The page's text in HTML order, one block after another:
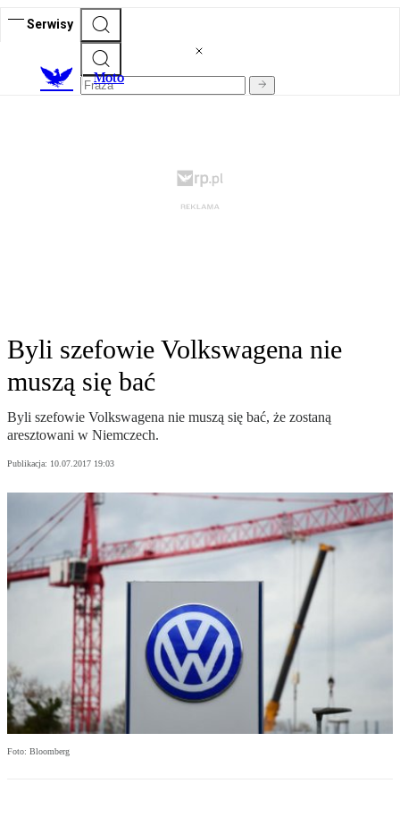
Serwisy
Moto
Byli szefowie Volkswagena nie
muszą się bać
Byli szefowie Volkswagena nie muszą się bać, że zostaną
aresztowani w Niemczech.
Publikacja: 10.07.2017 19:03
Foto: Bloomberg